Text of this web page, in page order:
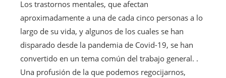
Los trastornos mentales, que afectan
aproximadamente a una de cada cinco personas a lo
largo de su vida, y algunos de los cuales se han
disparado desde la pandemia de Covid-19, se han
convertido en un tema común del trabajo general. .
Una profusión de la que podemos regocijarnos,